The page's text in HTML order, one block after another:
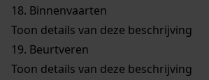
18. Binnenvaarten
Toon details van deze beschrijving
19. Beurtveren
Toon details van deze beschrijving